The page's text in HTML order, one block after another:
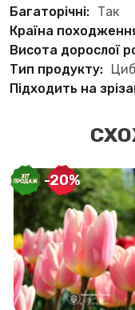
Багаторічні: Так
Країна
Висота дорослої
Тип продукту:
Підходить на
-20%